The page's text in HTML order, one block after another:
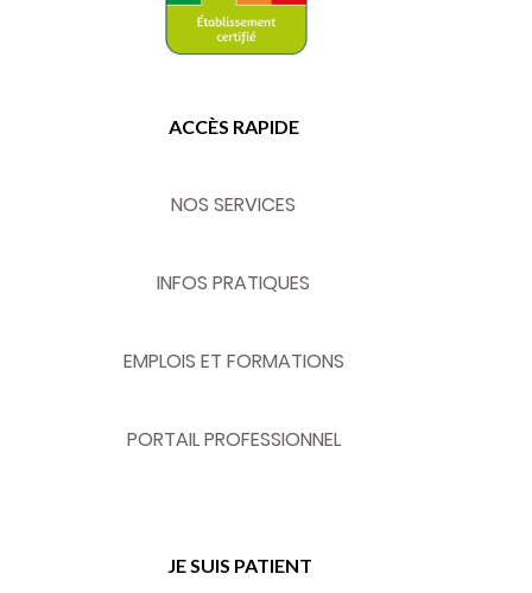
ACCÈS RAPIDE
NOS SERVICES
INFOS PRATIQUES
EMPLOIS ET FORMATIONS
PORTAIL PROFESSIONNEL
JE SUIS PATIENT